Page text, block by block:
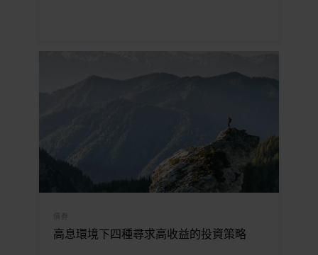
債券
高息環境下四種尋求高收益的投資策略